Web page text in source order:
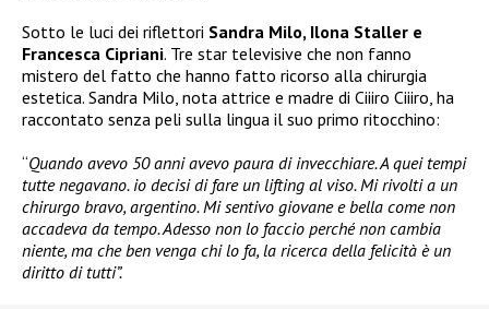
Sotto le luci dei riflettori Sandra Milo, Ilona Staller e
Francesca Cipriani. Tre star televisive che non fanno
mistero del fatto che hanno fatto ricorso alla chirurgia
estetica. Sandra Milo, nota attrice e madre di Ciiiro Ciiiro, ha
raccontato senza peli sulla lingua il suo primo ritocchino:
“Quando avevo 50 anni avevo paura di invecchiare. A quei tempi
tutte negavano. io decisi di fare un lifting al viso. Mi rivolti a un
chirurgo bravo, argentino. Mi sentivo giovane e bella come non
accadeva da tempo. Adesso non lo faccio perché non cambia
niente, ma che ben venga chi lo fa, la ricerca della felicità è un
diritto di tutti”.